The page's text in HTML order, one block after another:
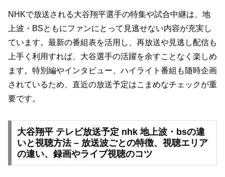
NHKで放送される大谷翔平選手の特集や試合中継は、地
上波・BSともにファンにとって見逃せない内容が充実し
ています。最新の番組表を活用し、再放送や見逃し配信も
上手く利用すれば、大谷選手の活躍を余すことなく楽しめ
ます。特別編やインタビュー、ハイライト番組も随時企画
されているため、直近の放送予定はこまめなチェックが重
要です。
大谷翔平 テレビ放送予定 nhk 地上波・bsの違
いと視聴方法 – 放送波ごとの特徴、視聴エリア
の違い、録画やライブ視聴のコツ